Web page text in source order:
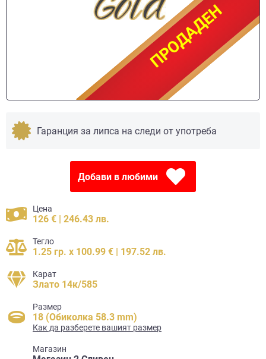
ПРОДАДЕН
ПРОДАДЕН
Гаранция за липса на следи от употреба
Добави в любими
Цена
126 € | 246.43 лв.
Тегло
1.25 гр. x 100.99 € | 197.52 лв.
Карат
Злато 14к/585
Размер
18 (Обиколка 58.3 mm)
Как да разберете вашият размер
Mагазин